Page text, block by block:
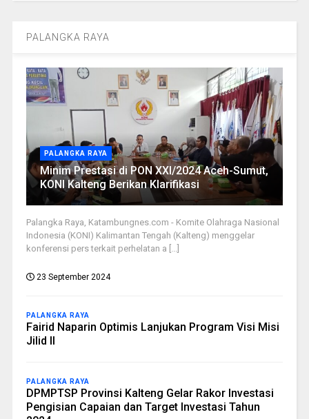
PALANGKA RAYA
PALANGKA RAYA
Minim Prestasi di PON XXI/2024 Aceh-Sumut,
KONI Kalteng Berikan Klarifikasi
Palangka Raya, Katambungnes.com - Komite Olahraga Nasional
Indonesia (KONI) Kalimantan Tengah (Kalteng) menggelar
konferensi pers terkait perhelatan a [...]
23 September 2024
PALANGKA RAYA
Fairid Naparin Optimis Lanjukan Program Visi Misi
Jilid II
PALANGKA RAYA
DPMPTSP Provinsi Kalteng Gelar Rakor Investasi
Pengisian Capaian dan Target Investasi Tahun